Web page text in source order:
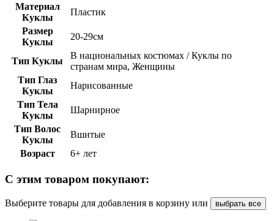
Материал
Куклы
Пластик
Размер
Куклы
20-29см
Тип Куклы
В национальных костюмах / Куклы по
странам мира, Женщины
Тип Глаз
Куклы
Нарисованные
Тип Тела
Куклы
Шарнирное
Тип Волос
Куклы
Вшитые
Возраст
6+ лет
С этим товаром покупают:
Выберите товары для добавления в корзину или выбрать все